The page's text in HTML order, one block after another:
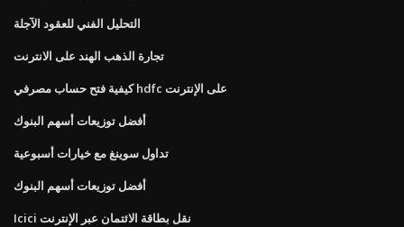
التحليل الفني للعقود الآجلة
تجارة الذهب الهند على الانترنت
كيفية فتح حساب مصرفي hdfc على الإنترنت
أفضل توزيعات أسهم البنوك
تداول سوينغ مع خيارات أسبوعية
أفضل توزيعات أسهم البنوك
Icici نقل بطاقة الائتمان عبر الإنترنت